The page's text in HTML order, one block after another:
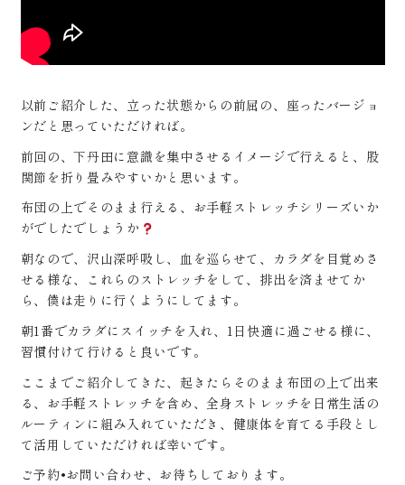
以前ご紹介した、立った状態からの前屈の、座ったバージョ
ンだと思っていただければ。
前回の、下丹田に意識を集中させるイメージで行えると、股
関節を折り畳みやすいかと思います。
布団の上でそのまま行える、お手軽ストレッチシリーズいか
がでしたでしょうか
朝なので、沢山深呼吸し、血を巡らせて、カラダを目覚めさ
せる様な、これらのストレッチをして、排出を済ませてか
ら、僕は走りに行くようにしてます。
朝1番でカラダにスイッチを入れ、1日快適に過ごせる様に、
習慣付けて行けると良いです。
ここまでご紹介してきた、起きたらそのまま布団の上で出来
る、お手軽ストレッチを含め、全身ストレッチを日常生活の
ルーティンに組み入れていただき、健康体を育てる手段とし
て活用していただければ幸いです。
ご予約•お問い合わせ、お待ちしております。